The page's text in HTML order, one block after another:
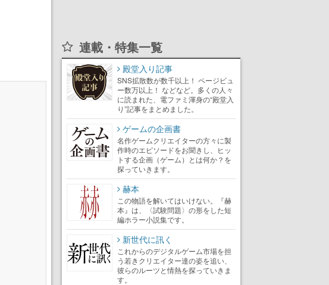
連載・特集一覧
殿堂入り記事
SNS拡散数が数千以上！ ページビュ
ー数万以上！ などなど。多くの人々
に読まれた、電ファミ渾身の“殿堂入
り”記事をまとめました。
ゲームの企画書
名作ゲームクリエイターの方々に製
作時のエピソードをお聞きし、ヒッ
トする企画（ゲーム）とは何か？を
探っていきます。
赫本
この物語を解いてはいけない。『赫
本』は、〈試験問題〉の形をした短
編ホラー小説集です。
新世代に訊く
これからのデジタルゲーム市場を担
う若きクリエイター達の姿を追い、
彼らのルーツと情熱を探っていきま
す。